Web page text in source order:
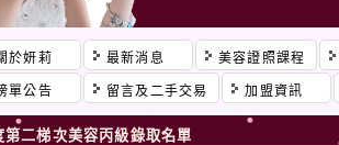
於妍莉 最新消息 美容證照課程
單公告 留言及二手交易 加盟資訊
二梯次美容丙級錄取名單